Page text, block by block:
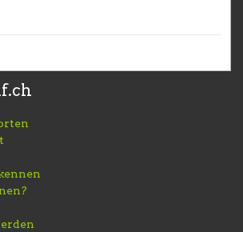
dich gleich an um dein Inserat zu